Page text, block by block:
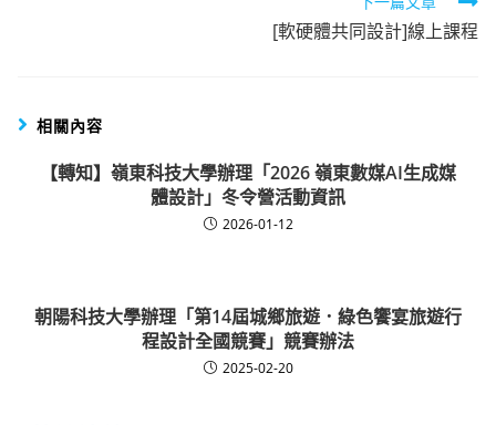
[軟硬體共同設計]線上課程
相關內容
【轉知】嶺東科技大學辦理「2026 嶺東數媒AI生成媒
體設計」冬令營活動資訊
2026-01-12
朝陽科技大學辦理「第14屆城鄉旅遊．綠色饗宴旅遊行
程設計全國競賽」競賽辦法
2025-02-20